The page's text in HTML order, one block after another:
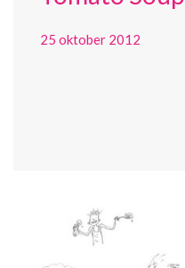
25 oktober 2012